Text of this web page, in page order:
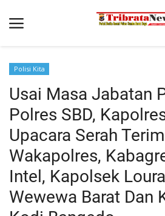
Beranda
Binkam
Terms & Conditions
Reskrim
Polisi Kita
Giat Ops
Polisi Kita
Usai Masa Jabatan
Polres SBD,
Upacara Serah
Wakapolres,
Intel, Kapolsek
Wewewa Barat Dan